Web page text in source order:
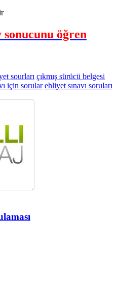
sonucunu öğren
sourları çıkmış sürücü belgesi
için sorular ehliyet sınavı soruları